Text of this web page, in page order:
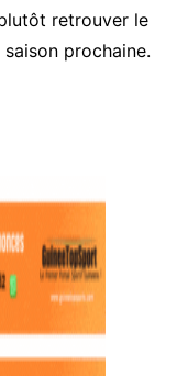
retrouver le
prochaine.